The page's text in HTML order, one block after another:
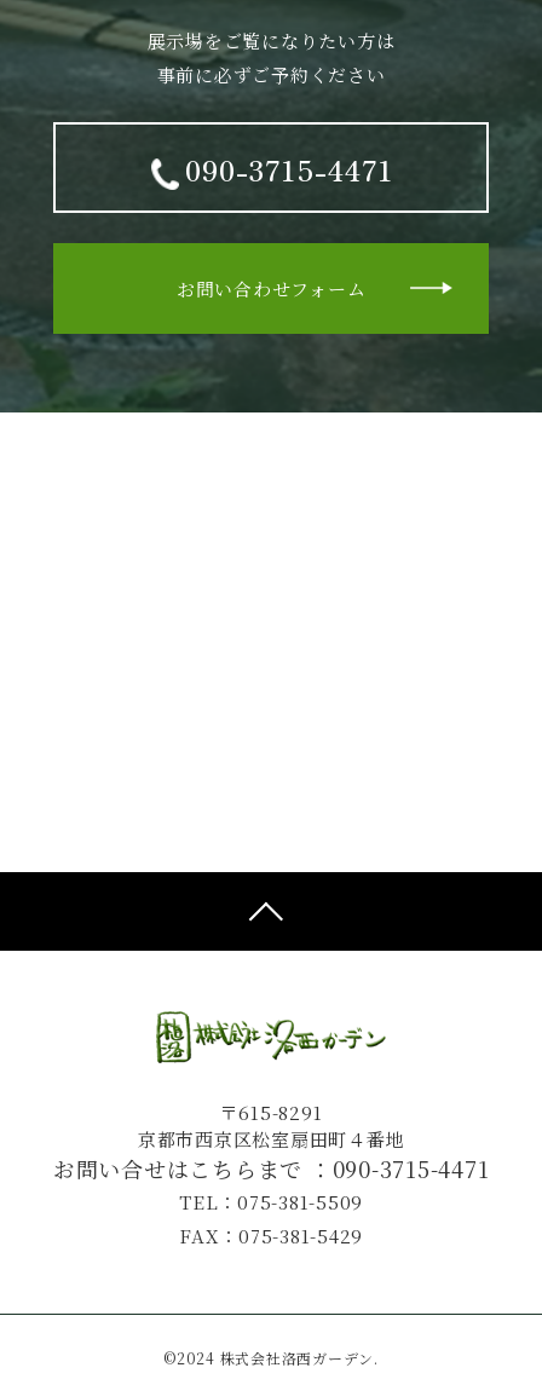
展示場をご覧になりたい方は
事前に必ずご予約ください
090-3715-4471
お問い合わせフォーム
〒615-8291
京都市西京区松室扇田町４番地
お問い合せはこちらまで ： 090-3715-4471
TEL：075-381-5509
FAX：075-381-5429
©2024 株式会社洛西ガーデン.